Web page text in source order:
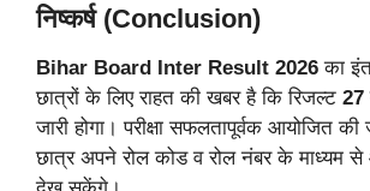
निष्कर्ष (Conclusion)
Bihar Board Inter Result 2026 का
छात्रों के लिए राहत की खबर है कि रिजल्ट 27
जारी होगा। परीक्षा सफलतापूर्वक आयोजित
छात्र अपने रोल कोड व रोल नंबर के माध्यम